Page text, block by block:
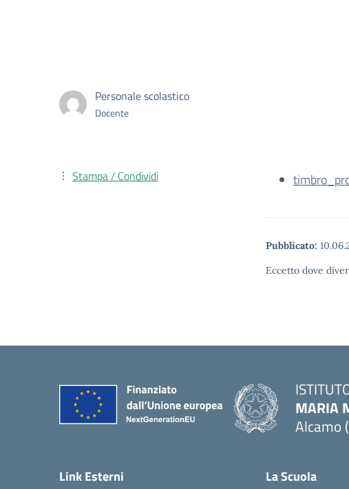
Personale scolastico
Docente
Pubblicato:
Eccetto dove
Stampa / Condividi
MARIA
Alcamo
Link Esterni La Scuola